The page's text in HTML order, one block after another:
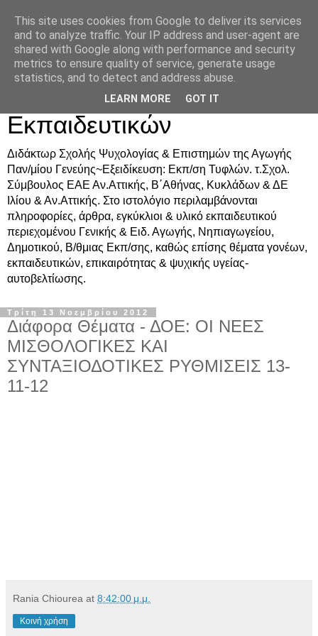
Δρ. Ράνια Χιουρέα-
Συμβουλευτική &
Υποστήριξη Γονέων &
Εκπαιδευτικών
Διδάκτωρ Σχολής Ψυχολογίας & Επιστημών της Αγωγής
Παν/μίου Γενεύης~Εξειδίκευση: Εκπ/ση Τυφλών. τ.Σχολ.
Σύμβουλος ΕΑΕ Αν.Αττικής, Β΄Αθήνας, Κυκλάδων & ΔΕ
Ιλίου & Αν.Αττικής. Στο ιστολόγιο περιλαμβάνονται
πληροφορίες, άρθρα, εγκύκλιοι & υλικό εκπαιδευτικού
περιεχομένου Γενικής & Ειδ. Αγωγής, Νηπιαγωγείου,
Δημοτικού, Β/θμιας Εκπ/σης, καθώς επίσης θέματα γονέων,
εκπαιδευτικών, επικαιρότητας & ψυχικής υγείας-
αυτοβελτίωσης.
Τρίτη 13 Νοεμβρίου 2012
Διάφορα Θέματα - ΔΟΕ: ΟΙ ΝΕΕΣ
ΜΙΣΘΟΛΟΓΙΚΕΣ ΚΑΙ
ΣΥΝΤΑΞΙΟΔΟΤΙΚΕΣ ΡΥΘΜΙΣΕΙΣ 13-
11-12
Rania Chiourea at 8:42:00 μ.μ.
Κοινή χρήση
This site uses cookies from Google to deliver its services
and to analyze traffic. Your IP address and user-agent are
shared with Google along with performance and security
metrics to ensure quality of service, generate usage
statistics, and to detect and address abuse.
LEARN MORE GOT IT